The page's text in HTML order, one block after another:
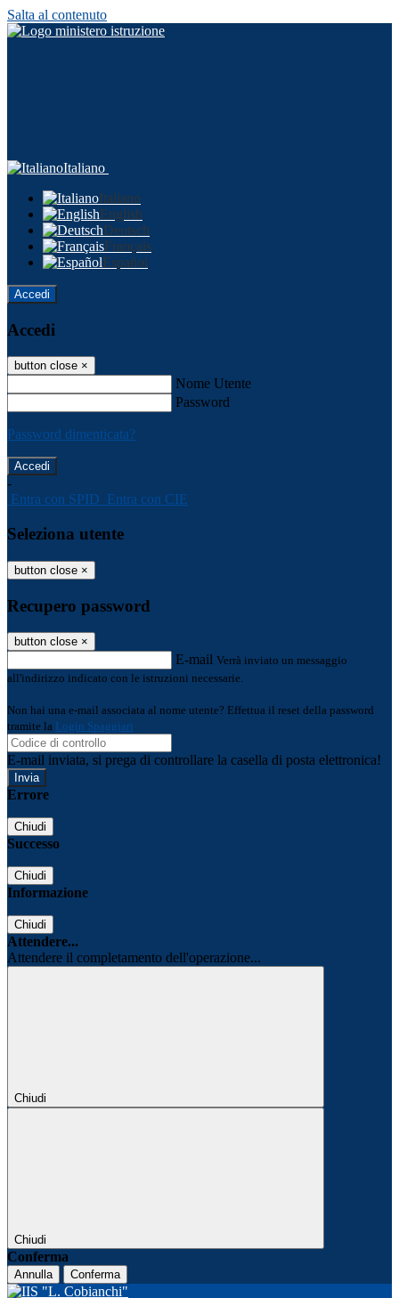
Salta al contenuto
Italiano
Italiano
English
Deutsch
Français
Español
Accedi
Accedi
button close ×
Nome Utente
Password
Password dimenticata?
-
Entra con SPID Entra con CIE
Seleziona utente
button close ×
Recupero password
button close ×
E-mail Verrà inviato un messaggio
all'indirizzo indicato con le istruzioni necessarie.
Non hai una e-mail associata al nome utente? Effettua il reset della password
tramite la Login Spaggiari
E-mail inviata, si prega di controllare la casella di posta elettronica!
Errore
Chiudi
Successo
Chiudi
Informazione
Chiudi
Attendere...
Attendere il completamento dell'operazione...
Chiudi
Chiudi
Conferma
Annulla Conferma